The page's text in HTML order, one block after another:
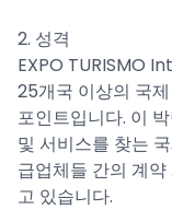
2. 성격
EXPO TURISMO
25개국 이상의 국
포인트입니다. 이
및 서비스를 찾는
급업체들 간의 계
고 있습니다.